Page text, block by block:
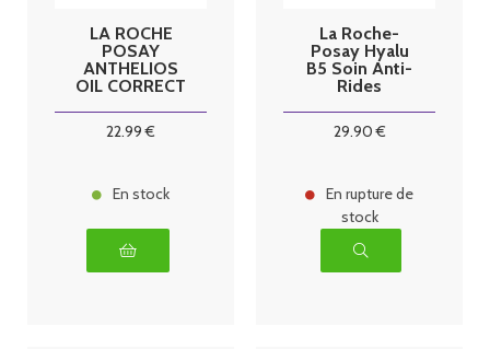
LA ROCHE
POSAY
ANTHELIOS
OIL CORRECT
22.99 €
En stock
La Roche-
Posay Hyalu
B5 Soin Anti-
Rides
ml + Sérum
29.90€
En rupture de
stock